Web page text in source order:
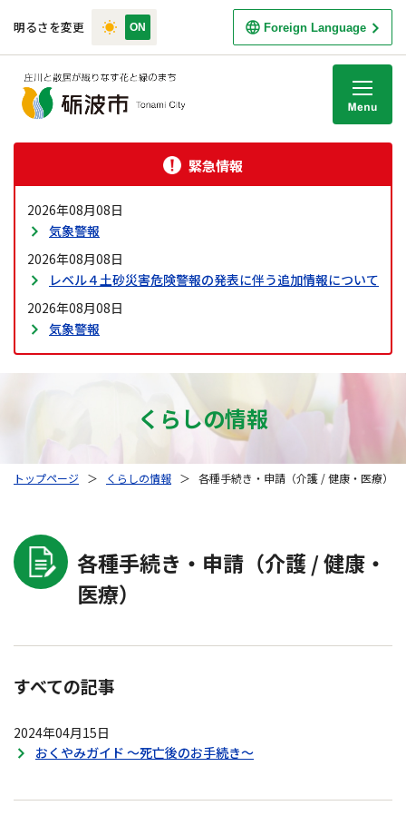
明るさを変更 Foreign Language
緊急情報
2026年08月08日
気象警報
2026年08月08日
レベル４土砂災害危険警報の発表に伴う追加情報について
2026年08月08日
気象警報
くらしの情報
トップページ ＞ くらしの情報 ＞ 各種手続き・申請（介護 / 健康・医療）
各種手続き・申請（介護 / 健康・
医療）
すべての記事
2024年04月15日
おくやみガイド ～死亡後のお手続き～